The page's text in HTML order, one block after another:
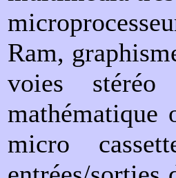
Ram,
voies stéréo
mathématique
micro